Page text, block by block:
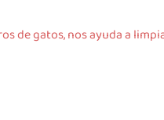
de gatos, nos ayuda a